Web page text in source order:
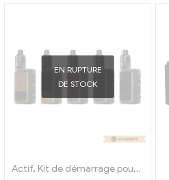
EN RUPTURE
DE STOCK
Actif, Kit de démarrage pour cigarette électronique